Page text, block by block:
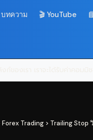
บทความ 🎬 YouTube
Forex Trading > Trailing Stop